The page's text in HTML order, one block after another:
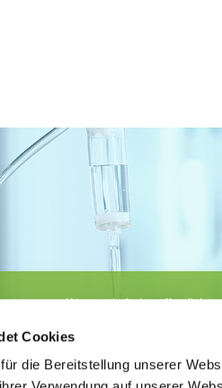
Cookies
die Bereitstellung unserer
Körperschaft des öffentlichen